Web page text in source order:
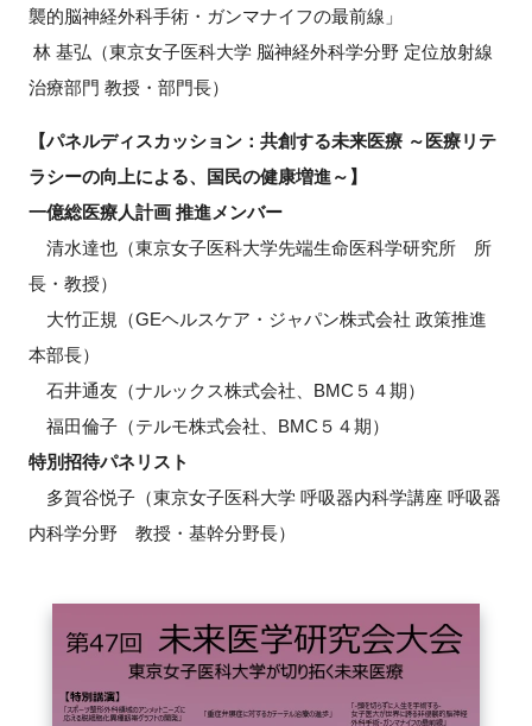
襲的脳神経外科手術・ガンマナイフの最前線」
林 基弘（東京女子医科大学 脳神経外科学分野 定位放射線
治療部門 教授・部門長）
【パネルディスカッション：共創する未来医療 ～医療リテ
ラシーの向上による、国民の健康増進～】
一億総医療人計画 推進メンバー
清水達也（東京女子医科大学先端生命医科学研究所 所
長・教授）
大竹正規（GEヘルスケア・ジャパン株式会社 政策推進
本部長）
石井通友（ナルックス株式会社、BMC５４期）
福田倫子（テルモ株式会社、BMC５４期）
特別招待パネリスト
多賀谷悦子（東京女子医科大学 呼吸器内科学講座 呼吸器
内科学分野 教授・基幹分野長）